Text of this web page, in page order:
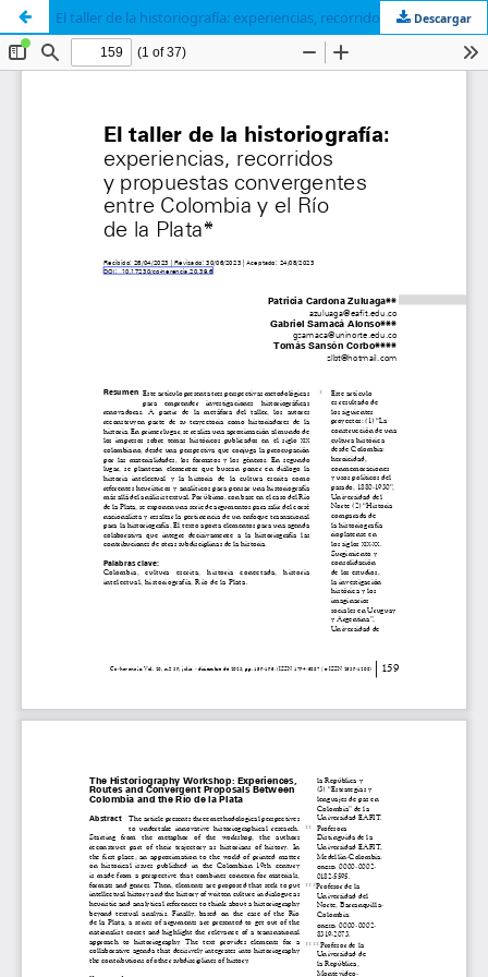
El taller de la historiografía: experiencias, recorridos y propuestas convergentes entre Colombia y el Río de la Plata
Descargar